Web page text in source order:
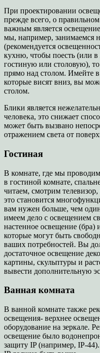
При проектировании
прежде всего, о
важным является
мы, например, занимаемся
(рекомендуется
кухню, чтобы поесть (или
гостиную или столовую),
прямо над столом. Имейте
которые висят вниз, вы
столом.
Блики является
человека, это снижает
может быть вызвано
отражением света от
Гостиная
В комнате, где мы
в гостиной комнате,
читаем, смотрим
это становится
вам нужен больше, чем
имеем дело с освещением
настенное освещение
которые могут быть
ваших потребностей. Вы
достаточное освещение
картины, скульптуры и
вывести дополнительную
Ванная комната
В ванной комнате также
освещения- верхнее
оборудование на зеркале.
освещение было
защиту IP (например, IP-